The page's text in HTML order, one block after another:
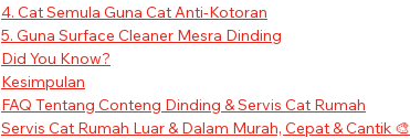
4. Cat Semula Guna Cat Anti-Kotoran
5. Guna Surface Cleaner Mesra Dinding
Did You Know?
Kesimpulan
FAQ Tentang Conteng Dinding & Servis Cat Rumah
Servis Cat Rumah Luar & Dalam Murah, Cepat & Cantik 🎨